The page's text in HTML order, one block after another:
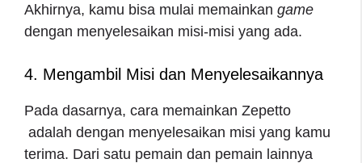
Akhirnya, kamu bisa mulai memainkan game
dengan menyelesaikan misi-misi yang ada.
4. Mengambil Misi dan Menyelesaikannya
Pada dasarnya, cara memainkan Zepetto
adalah dengan menyelesaikan misi yang kamu
terima. Dari satu pemain dan pemain lainnya